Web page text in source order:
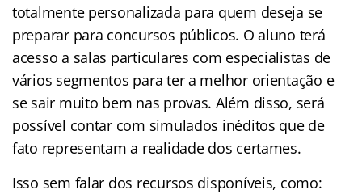
totalmente personalizada para quem deseja se
preparar para concursos públicos. O aluno terá
acesso a salas particulares com especialistas de
vários segmentos para ter a melhor orientação e
se sair muito bem nas provas. Além disso, será
possível contar com simulados inéditos que de
fato representam a realidade dos certames.
Isso sem falar dos recursos disponíveis, como: